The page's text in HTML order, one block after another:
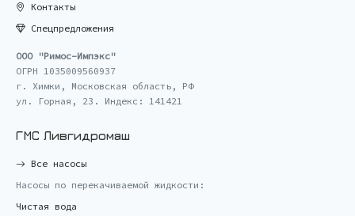
Контакты
Спецпредложения
ООО "Римос-Импэкс"
ОГРН 1035009560937
г. Химки, Московская область, РФ
ул. Горная, 23. Индекс: 141421
ГМС Ливгидромаш
Все насосы
Насосы по перекачиваемой жидкости:
Чистая вода